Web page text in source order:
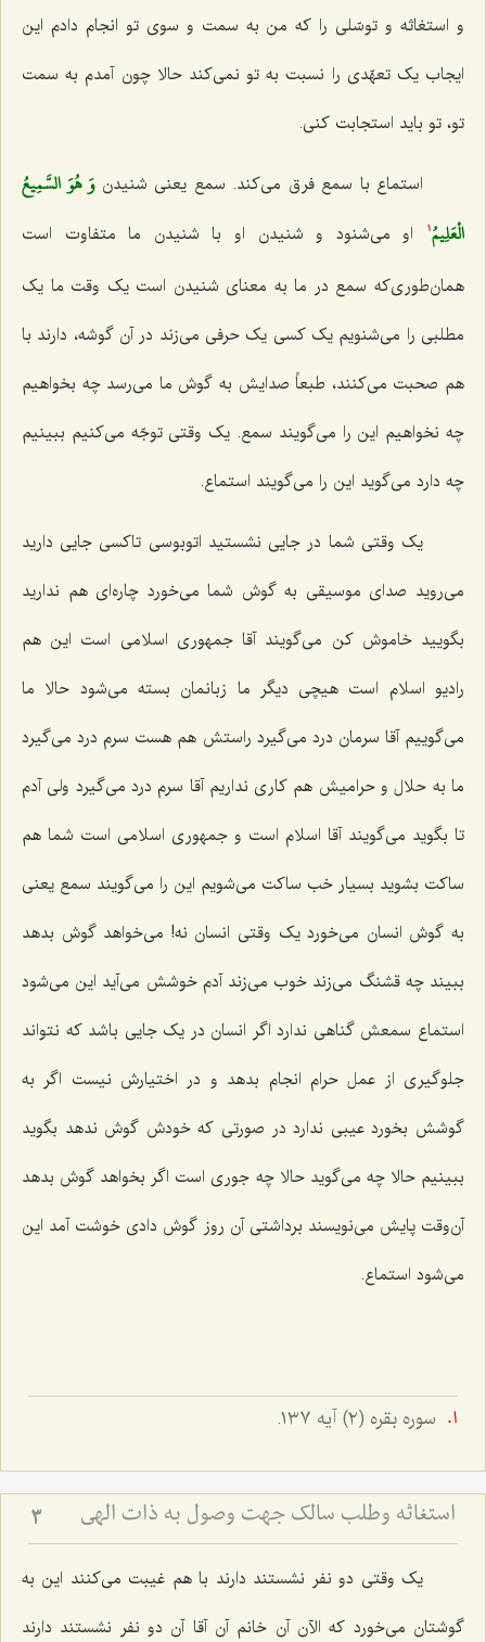
و استغاثه و توسّلی را که من به سمت و سوی تو انجام دادم این
ایجاب یک تعهّدی را نسبت به تو نمی‌کند حالا چون آمدم به سمت
تو، تو باید استجابت کنی.
استماع با سمع فرق می‌کند. سمع یعنی شنیدن‌ وَ هُوَ السَّمِيعُ
الْعَلِيمُ‌1
او می‌شنود و شنیدن او با شنیدن ما متفاوت است
همان‌طوری‌که سمع در ما به معنای شنیدن است یک وقت ما یک
مطلبی را می‌شنویم یک کسی یک حرفی می‌زند در آن گوشه، دارند با
هم صحبت می‌کنند، طبعاً صدایش به گوش ما می‌رسد چه بخواهیم
چه نخواهیم این را می‌گویند سمع. یک وقتی توجّه می‌کنیم ببینیم
چه دارد می‌گوید این را می‌گویند استماع.
یک وقتی شما در جایی نشستید اتوبوسی تاکسی جایی دارید
می‌روید صدای موسیقی به گوش شما می‌خورد چاره‌ای هم ندارید
بگویید خاموش کن می‌گویند آقا جمهوری اسلامی است این هم
رادیو اسلام است هیچی دیگر ما زبانمان بسته می‌شود حالا ما
می‌گوییم آقا سرمان درد می‌گیرد راستش هم هست سرم درد می‌گیرد
ما به حلال و حرامیش هم کاری نداریم آقا سرم درد می‌گیرد ولی آدم
تا بگوید می‌گویند آقا اسلام است و جمهوری اسلامی است شما هم
ساکت بشوید بسیار خب ساکت می‌شویم این را می‌گویند سمع یعنی
به گوش انسان می‌خورد یک وقتی انسان نه! می‌خواهد گوش بدهد
ببیند چه قشنگ می‌زند خوب می‌زند آدم خوشش می‌آید این می‌شود
استماع سمعش گناهی ندارد اگر انسان در یک جایی باشد که نتواند
جلوگیری از عمل حرام انجام بدهد و در اختیارش نیست اگر به
گوشش بخورد عیبی ندارد در صورتی که خودش گوش ندهد بگوید
ببینیم حالا چه می‌گوید حالا چه جوری است اگر بخواهد گوش بدهد
آن‌وقت پایش می‌نویسند برداشتی آن روز گوش دادی خوشت آمد این
می‌شود استماع.
سوره بقره (٢) آيه ١٣٧.
استغاثه وطلب سالک جهت وصول به ذات الهی 3
یک وقتی دو نفر نشستند دارند با هم غیبت می‌کنند این به
گوشتان می‌خورد که الآن آن خانم آن آقا آن دو نفر نشستند دارند